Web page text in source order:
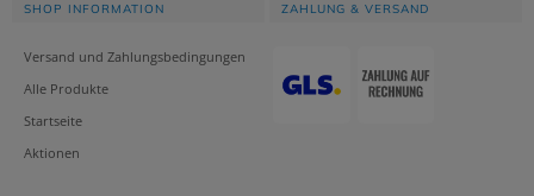
SHOP INFORMATION
Versand und Zahlungsbedingungen
Alle Produkte
Startseite
Aktionen
ZAHLUNG & VERSAND